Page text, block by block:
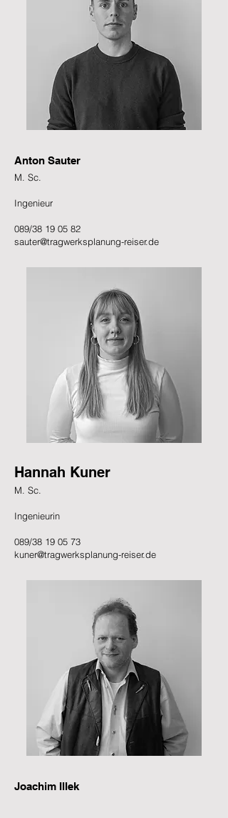
Anton Sauter
M. Sc.
Ingenieur
089/38 19 05 82
sauter@tragwerksplanung-reiser.de
Hannah Kuner
M. Sc.
Ingenieurin
089/38 19 05 73
kuner@tragwerksplanung-reiser.de
Joachim Illek​